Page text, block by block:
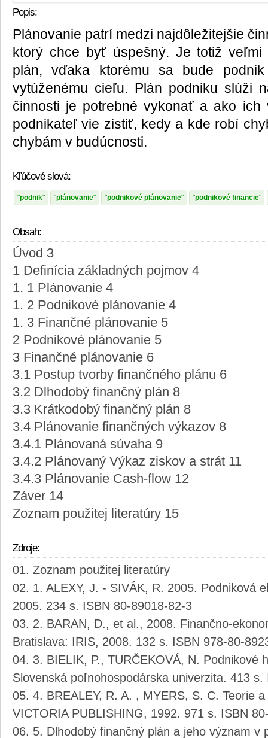
Popis:
Plánovanie patrí medzi najdôležitejšie
ktorý chce byť úspešný. Je totiž
plán, vďaka ktorému sa bude
vytúženému cieľu. Plán podniku slúži
činnosti je potrebné vykonať a ako ich
podnikateľ vie zistiť, kedy a kde robí
chybám v budúcnosti.
Kľúčové slová:
podnik plánovanie podnikové plánovanie podnikové financie
Obsah:
Úvod 3
1 Definícia základných pojmov 4
1. 1 Plánovanie 4
1. 2 Podnikové plánovanie 4
1. 3 Finančné plánovanie 5
2 Podnikové plánovanie 5
3 Finančné plánovanie 6
3.1 Postup tvorby finančného plánu 6
3.2 Dlhodobý finančný plán 8
3.3 Krátkodobý finančný plán 8
3.4 Plánovanie finančných výkazov 8
3.4.1 Plánovaná súvaha 9
3.4.2 Plánovaný Výkaz ziskov a strát 11
3.4.3 Plánovanie Cash-flow 12
Záver 14
Zoznam použitej literatúry 15
Zdroje:
Zoznam použitej literatúry
1. ALEXY, J. - SIVÁK, R. 2005. Podniková
2005. 234 s. ISBN 80-89018-82-3
2. BARAN, D., et al., 2008. Finančno-
Bratislava: IRIS, 2008. 132 s. ISBN 978-80-
3. BIELIK, P., TURČEKOVÁ, N. Podnikové
Slovenská poľnohospodárska univerzita. 413
4. BREALEY, R. A. , MYERS, S. C. Teorie
VICTORIA PUBLISHING, 1992. 971 s. ISBN
5. Dlhodobý finančný plán a jeho význam v